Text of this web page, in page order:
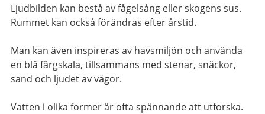
Ljudbilden kan bestå av fågelsång eller skogens sus.
Rummet kan också förändras efter årstid.
Man kan även inspireras av havsmiljön och använda
en blå färgskala, tillsammans med stenar, snäckor,
sand och ljudet av vågor.
Vatten i olika former är ofta spännande att utforska.